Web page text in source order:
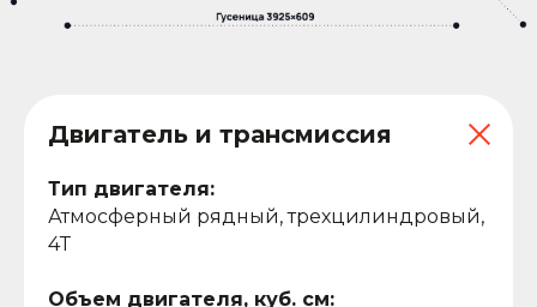
Двигатель и трансмиссия
Тип двигателя:
Атмосферный рядный, трехцилиндровый,
4Т
Объем двигателя, куб. см: